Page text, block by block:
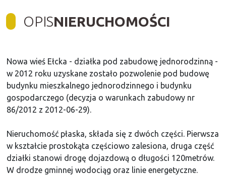
OPISNIERUCHOMOŚCI
Nowa wieś Ełcka - działka pod zabudowę jednorodzinną -
w 2012 roku uzyskane zostało pozwolenie pod budowę
budynku mieszkalnego jednorodzinnego i budynku
gospodarczego (decyzja o warunkach zabudowy nr
86/2012 z 2012-06-29).
Nieruchomość płaska, składa się z dwóch części. Pierwsza
w kształcie prostokąta częściowo zalesiona, druga część
działki stanowi drogę dojazdową o długości 120metrów.
W drodze gminnej wodociąg oraz linie energetyczne.